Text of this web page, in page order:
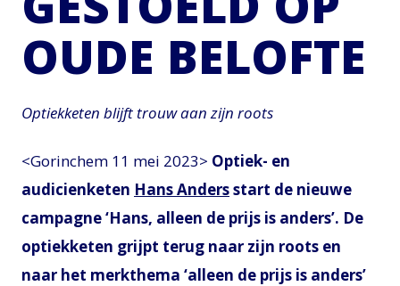
OUDE BELOFTE
Optiekketen blijft trouw aan zijn roots
<Gorinchem 11 mei 2023> Optiek- en
audicienketen Hans Andersstart de nieuwe
campagne ‘Hans, alleen de prijs is anders’. De
optiekketen grijpt terug naar zijn roots en
naar het merkthema ‘alleen de prijs is anders’